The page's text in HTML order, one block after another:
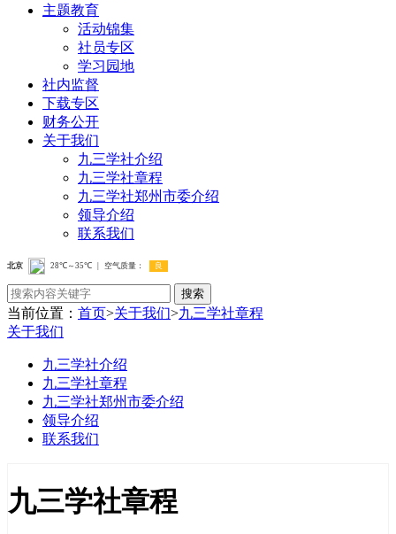
主题教育
活动锦集
社员专区
学习园地
社内监督
下载专区
财务公开
关于我们
九三学社介绍
九三学社章程
九三学社郑州市委介绍
领导介绍
联系我们
搜索
当前位置： 首页>关于我们>九三学社章程
关于我们
九三学社介绍
九三学社章程
九三学社郑州市委介绍
领导介绍
联系我们
九三学社章程